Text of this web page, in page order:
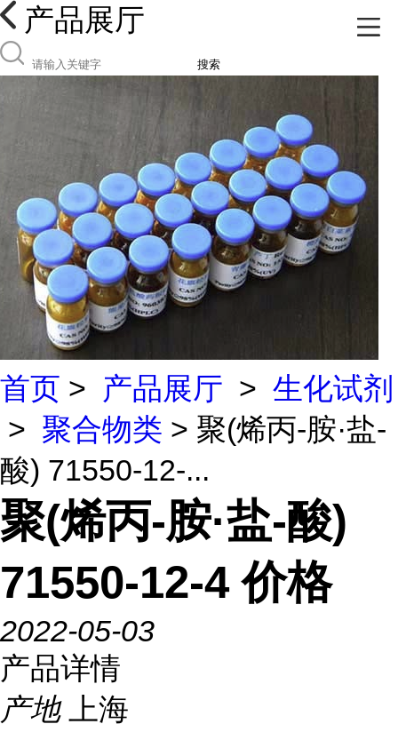
产品展厅
搜索
首页 > 产品展厅 > 生化试剂
> 聚合物类 > 聚(烯丙-胺·盐-
酸) 71550-12-...
聚(烯丙-胺·盐-酸)
71550-12-4 价格
2022-05-03
产品详情
产地
上海